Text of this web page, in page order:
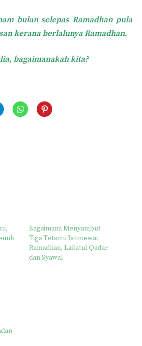
bulan selepas Ramadhan pula
kerana berlalunya Ramadhan.
bagaimanakah kita?
Bagaimana Menyambut
Tiga Tetamu Istimewa:
Ramadhan, Lailatul Qadar
dan Syawal